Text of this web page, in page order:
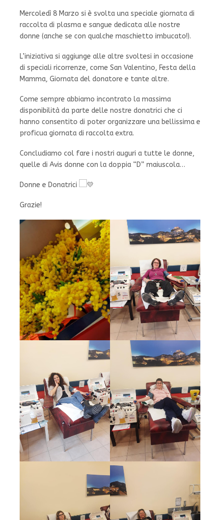
Mercoledì 8 Marzo si è svolta una speciale giornata di
raccolta di plasma e sangue dedicata alle nostre
donne (anche se con qualche maschietto imbucato!).
L’iniziativa si aggiunge alle altre svoltesi in occasione
di speciali ricorrenze, come San Valentino, Festa della
Mamma, Giornata del donatore e tante altre.
Come sempre abbiamo incontrato la massima
disponibilità da parte delle nostre donatrici che ci
hanno consentito di poter organizzare una bellissima e
proficua giornata di raccolta extra.
Concludiamo col fare i nostri auguri a tutte le donne,
quelle di Avis donne con la doppia “D” maiuscola…
Donne e Donatrici
Grazie!